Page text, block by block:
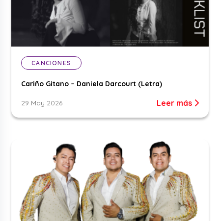
CANCIONES
Cariño Gitano – Daniela Darcourt (Letra)
29 May 2026 Leer más